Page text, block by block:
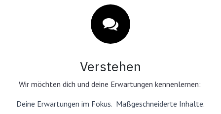
Verstehen
Wir möchten dich und deine Erwartungen kennenlernen:
Deine Erwartungen im Fokus. Maßgeschneiderte Inhalte.